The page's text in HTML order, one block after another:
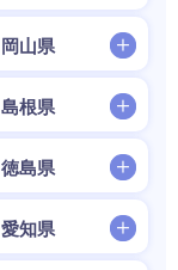
岡山県
島根県
徳島県
愛知県